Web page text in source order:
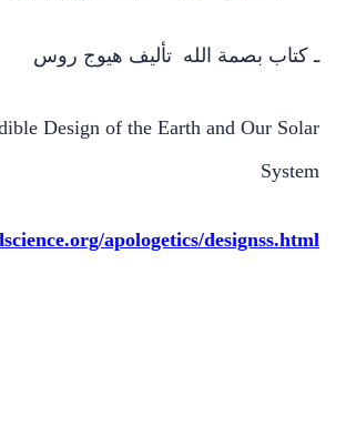
ـ كتاب بصمة الله تأليف هيوج روس
Design of the Earth and Our Solar
System
apologetics/designss.html